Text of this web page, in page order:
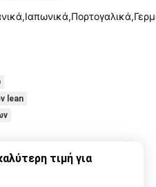
lean
τιμή για